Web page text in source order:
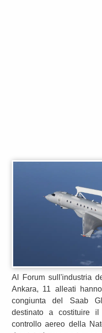
Al Forum sull'industria
Ankara, 11 alleati
congiunta del Saab
destinato a costituire
controllo aereo della